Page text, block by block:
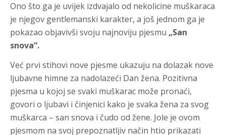
Ono što ga je uvijek izdvajalo od nekolicine muškaraca
je njegov gentlemanski karakter, a još jednom ga je
pokazao objavivši svoju najnoviju pjesmu „San
snova“.
Već prvi stihovi nove pjesme ukazuju na dolazak nove
ljubavne himne za nadolazeći Dan žena. Pozitivna
pjesma u kojoj se svaki muškarac može pronaći,
govori o ljubavi i činjenici kako je svaka žena za svog
muškarca – san snova i čudo od žene. Jole je ovom
pjesmom na svoj prepoznatljiv način htio prikazati